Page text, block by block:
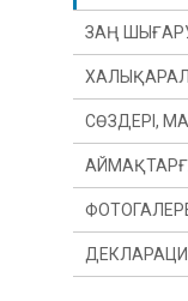
ЗАҢ
СӨЗДЕРІ,